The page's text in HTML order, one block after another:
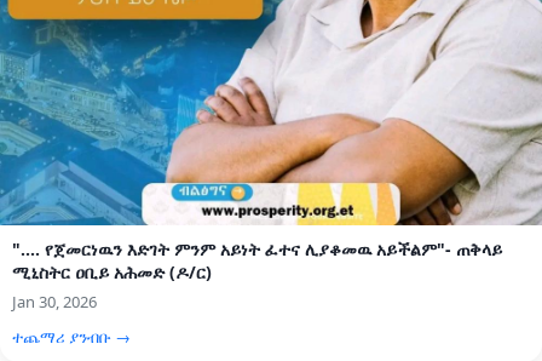
".... የጀመርነዉን እድገት ምንም አይነት ፈተና ሊያቆመዉ አይችልም"- ጠቅላይ
ሚኒስትር ዐቢይ አሕመድ (ዶ/ር)
Jan 30, 2026
ተጨማሪ ያንብቡ →